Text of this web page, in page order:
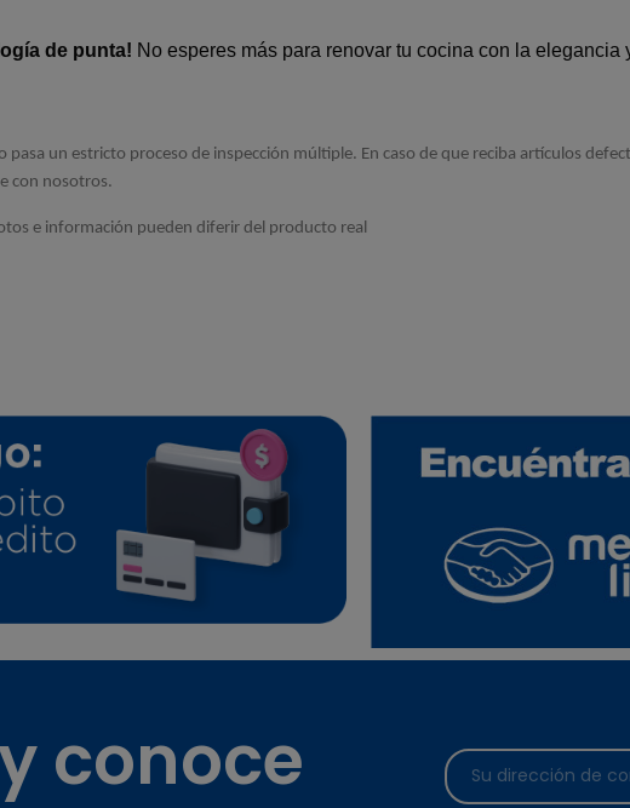
de punta! No esperes más para renovar tu cocina con la elegancia
pasa un estricto proceso de inspección múltiple. En caso de que reciba artículos
con nosotros.
e información pueden diferir del producto real
conoce